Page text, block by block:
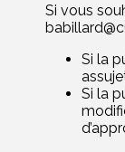
Si vous
Si la
Si la